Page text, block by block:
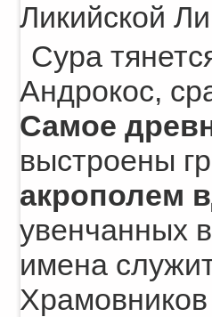
Ликийской
Сура
Андрокос,
Самое
выстроены
акрополем
увенчанных
имена